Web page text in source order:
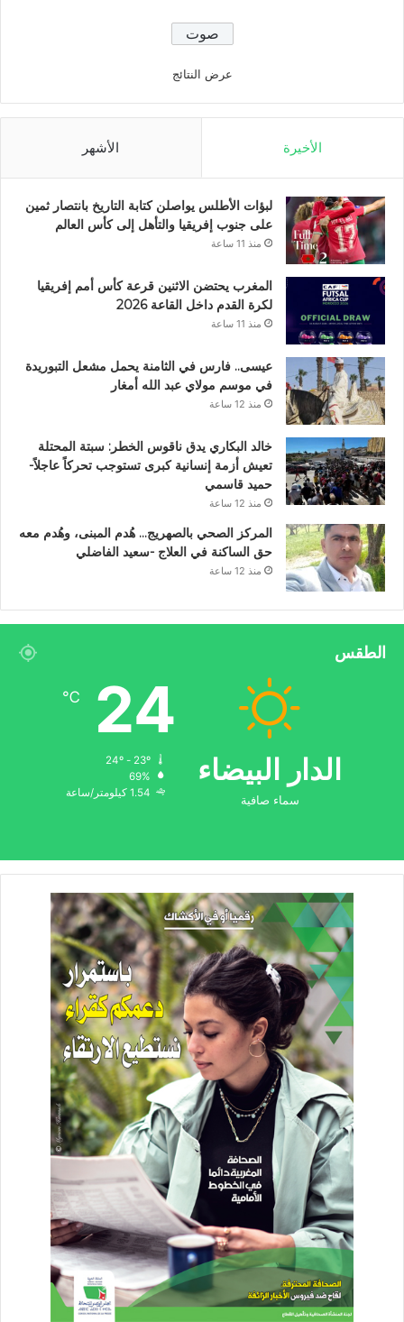
عرض النتائج
الأخيرة الأشهر
لبؤات الأطلس يواصلن كتابة التاريخ بانتصار ثمين
على جنوب إفريقيا والتأهل إلى كأس العالم
منذ 11 ساعة
المغرب يحتضن الاثنين قرعة كأس أمم إفريقيا
لكرة القدم داخل القاعة 2026
منذ 11 ساعة
عيسى.. فارس في الثامنة يحمل مشعل التبوريدة
في موسم مولاي عبد الله أمغار
منذ 12 ساعة
خالد البكاري يدق ناقوس الخطر: سبتة المحتلة
تعيش أزمة إنسانية كبرى تستوجب تحركاً عاجلاً-
حميد قاسمي
منذ 12 ساعة
المركز الصحي بالصهريج… هُدم المبنى، وهُدم معه
حق الساكنة في العلاج -سعيد الفاضلي
منذ 12 ساعة
الطقس
الدار البيضاء
سماء صافية
24
℃
69%
1.54 كيلومتر/ساعة